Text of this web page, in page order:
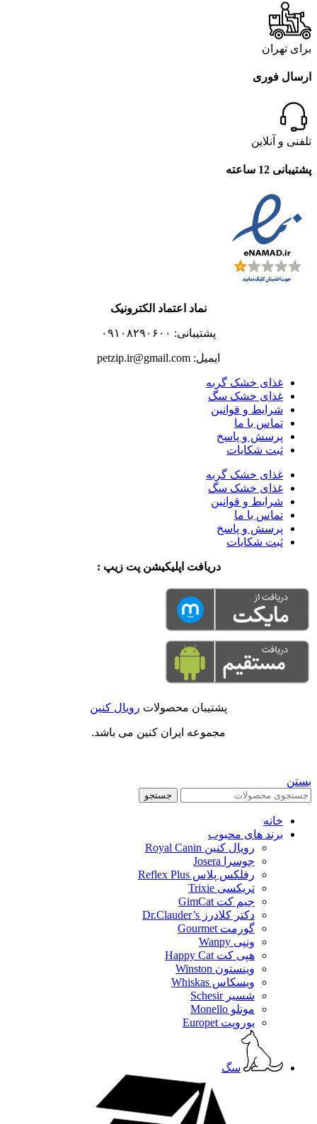
برای تهران
ارسال فوری
تلفنی و آنلاین
پشتیبانی 12 ساعته
نماد اعتماد الکترونیک
پشتیبانی: ۰۹۱۰۸۲۹۰۶۰۰
ایمیل: petzip.ir@gmail.com
غذای خشک گربه
غذای خشک سگ
شرایط و قوانین
تماس با ما
پرسش و پاسخ
ثبت شکایات
غذای خشک گربه
غذای خشک سگ
شرایط و قوانین
تماس با ما
پرسش و پاسخ
ثبت شکایات
دریافت اپلیکیشن پت زیپ :
پشتیبان محصولات رویال کنین
مجموعه ایران کنین می باشد.
بستن
جستجو
خانه
برند های محبوب
رویال کنین Royal Canin
جوسرا Josera
رفلکس پلاس Reflex Plus
تریکسی Trixie
جیم کت GimCat
دکتر کلادرز Dr.Clauder’s
گورمت Gourmet
ونپی Wanpy
هپی کت Happy Cat
وینستون Winston
ویسکاس Whiskas
شسیر Schesir
مونلو Monello
یوروپت Europet
سگ